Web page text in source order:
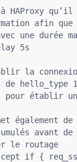
HAProxy
afin
une durée
5s
la
hello_type
établir
également de
avant
le routage
if {